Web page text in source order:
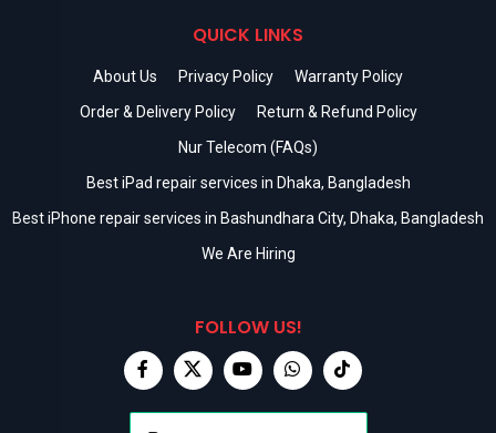
QUICK LINKS
About Us Privacy Policy
Warranty Policy
Order & Delivery Policy
Return & Refund Policy
Nur Telecom (FAQs)
Best iPad repair services in Dhaka, Bangladesh
Best iPhone repair services in Bashundhara City, Dhaka, Bangladesh
We Are Hiring
FOLLOW US!